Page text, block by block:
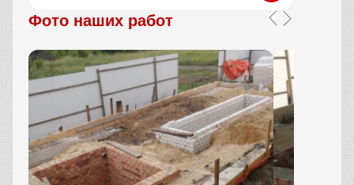
Фото наших работ